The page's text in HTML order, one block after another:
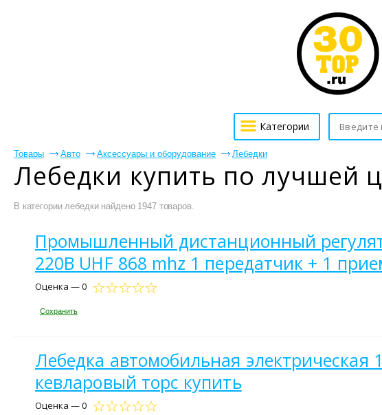
Товары Авто Аксессуары и оборудование Лебедки
Лебедки купить по лучшей
В категории лебедки найдено 1947 товаров.
Промышленный дистанционный
220В UHF 868 mhz 1 передатчик + 1
Оценка — 0
Сохранить
Лебедка автомобильная электрическая
кевларовый торс купить
Оценка — 0
Категории